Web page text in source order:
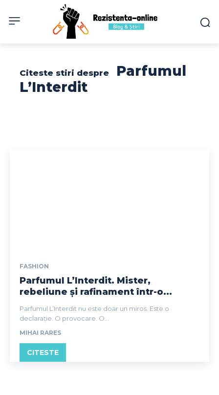
Citeste stiri despre
Parfumul
L’Interdit
FASHION
Parfumul L’Interdit. Mister,
rebeliune și rafinament într-o...
Parfumul L’Interdit nu este doar un miros. Este o
declarație. O provocare. O...
MIHAI RARES
CITESTE